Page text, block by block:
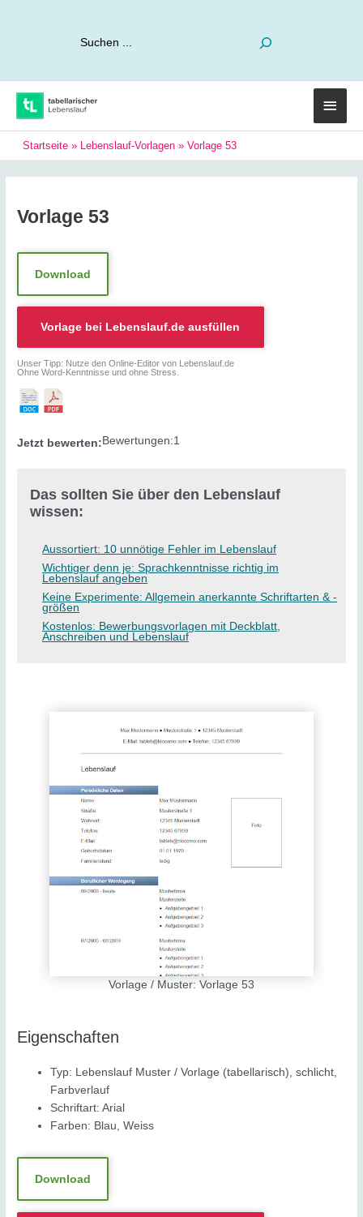
Startseite » Lebenslauf-Vorlagen » Vorlage 53
Vorlage 53
Download
Vorlage bei Lebenslauf.de ausfüllen
Unser Tipp: Nutze den Online-Editor von Lebenslauf.de
Ohne Word-Kenntnisse und ohne Stress.
Jetzt bewerten: Bewertungen:1
Das sollten Sie über den Lebenslauf
wissen:
Aussortiert: 10 unnötige Fehler im Lebenslauf
Wichtiger denn je: Sprachkenntnisse richtig im
Lebenslauf angeben
Keine Experimente: Allgemein anerkannte Schriftarten & -
größen
Kostenlos: Bewerbungsvorlagen mit Deckblatt,
Anschreiben und Lebenslauf
Vorlage / Muster: Vorlage 53
Eigenschaften
Typ: Lebenslauf Muster / Vorlage (tabellarisch), schlicht,
Farbverlauf
Schriftart: Arial
Farben: Blau, Weiss
Download